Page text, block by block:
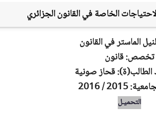
الخاصة في القانون الجزائري
الماستر في القانون
تخصص: قانون
الطالب(ة): قحاز صونية
2015 / 2016
التحميـل